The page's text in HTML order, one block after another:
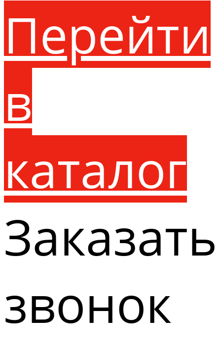
Перейти
в
каталог
Заказать
звонок